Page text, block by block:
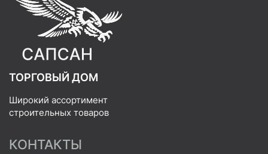
ТОРГОВЫЙ ДОМ
Широкий ассортимент
строительных товаров
КОНТАКТЫ